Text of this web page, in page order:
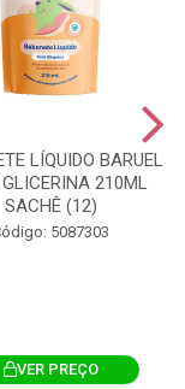
LÍQUIDO BARUEL
210ML
SACHÊ (12)
5087303
VER PREÇO